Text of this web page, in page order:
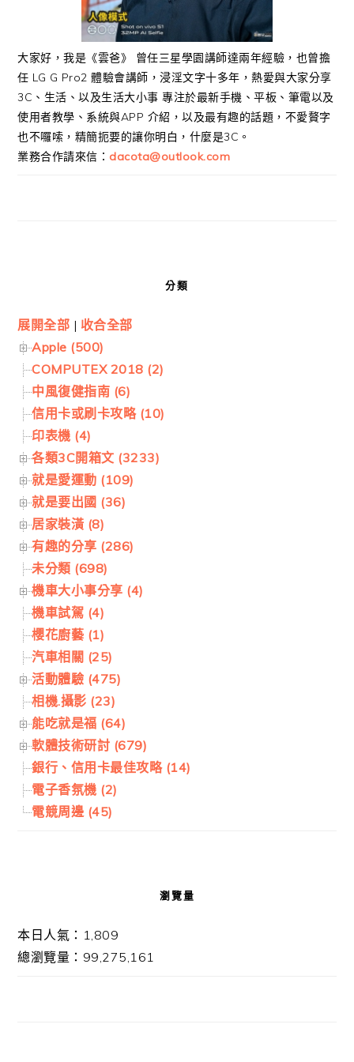
大家好，我是《雲爸》 曾任三星學園講師達兩年經驗，也曾擔
任 LG G Pro2 體驗會講師，浸淫文字十多年，熱愛與大家分享
3C、生活、以及生活大小事 專注於最新手機、平板、筆電以及
使用者教學、系統與APP 介紹，以及最有趣的話題，不愛贅字
也不囉嗦，精簡扼要的讓你明白，什麼是3C。
業務合作請來信： dacota@outlook.com
分類
展開全部 | 收合全部
Apple (500)
COMPUTEX 2018 (2)
中風復健指南 (6)
信用卡或刷卡攻略 (10)
印表機 (4)
各類3C開箱文 (3233)
就是愛運動 (109)
就是要出國 (36)
居家裝潢 (8)
有趣的分享 (286)
未分類 (698)
機車大小事分享 (4)
機車試駕 (4)
櫻花廚藝 (1)
汽車相關 (25)
活動體驗 (475)
相機.攝影 (23)
能吃就是福 (64)
軟體技術研討 (679)
銀行、信用卡最佳攻略 (14)
電子香氛機 (2)
電競周邊 (45)
瀏覽量
本日人氣：1,809
總瀏覽量：99,275,161